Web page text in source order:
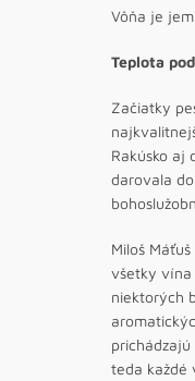
Vôňa je
Teplota
Začiatky
Rakúsko aj
darovala
Miloš
všetky vína
niektorých
teda každé